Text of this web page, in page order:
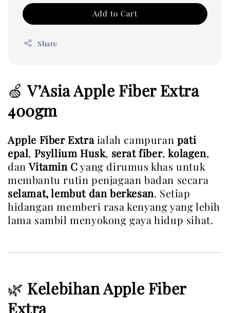
Add to Cart
Share
🍏V’Asia Apple Fiber Extra
400gm
Apple Fiber Extra ialah campuran pati
epal, Psyllium Husk, serat fiber, kolagen,
dan Vitamin C yang dirumus khas untuk
selamat, lembut dan berkesan. Setiap
hidangan memberi rasa kenyang yang lebih
lama sambil menyokong gaya hidup sihat.
🌿 Kelebihan Apple Fiber
Extra